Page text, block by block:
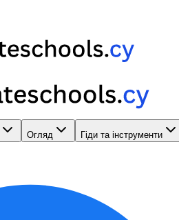
Огляд Гіди та інструменти